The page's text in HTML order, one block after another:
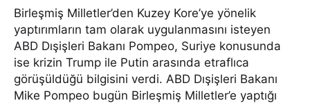
Birleşmiş Milletler’den Kuzey Kore’ye yönelik
yaptırımların tam olarak uygulanmasını isteyen
ABD Dışişleri Bakanı Pompeo, Suriye konusunda
ise krizin Trump ile Putin arasında etraflıca
görüşüldüğü bilgisini verdi. ABD Dışişleri Bakanı
Mike Pompeo bugün Birleşmiş Milletler’e yaptığı